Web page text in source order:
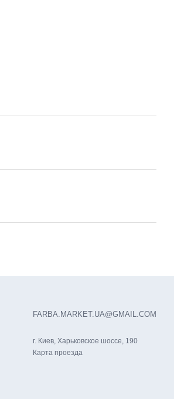
FARBA.MARKET.UA@GMAIL.COM
г. Киев, Харьковское шоссе, 190
Карта проезда